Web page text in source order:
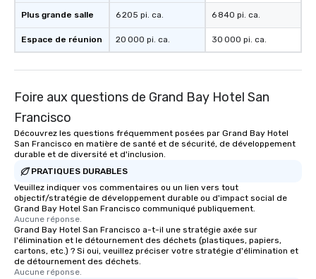
Plus grande salle
Espace de réunion
6 205 pi. ca.
20 000 pi. ca.
6 840 pi. ca.
30 000 pi. ca.
Foire aux questions de Grand Bay Hotel San
Francisco
Découvrez les questions fréquemment posées par Grand Bay Hotel
San Francisco en matière de santé et de sécurité, de développement
durable et de diversité et d'inclusion.
PRATIQUES DURABLES
Veuillez indiquer vos commentaires ou un lien vers tout
objectif/stratégie de développement durable ou d'impact social de
Grand Bay Hotel San Francisco communiqué publiquement.
Aucune réponse.
Grand Bay Hotel San Francisco a-t-il une stratégie axée sur
l'élimination et le détournement des déchets (plastiques, papiers,
cartons, etc.) ? Si oui, veuillez préciser votre stratégie d'élimination et
de détournement des déchets.
Aucune réponse.